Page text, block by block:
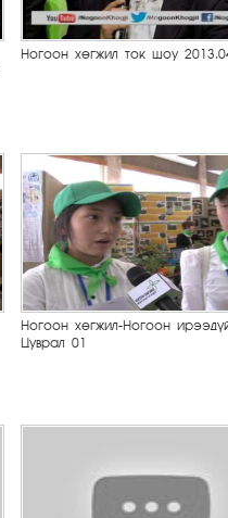
Ногоон хөгжил ток шоу
Ногоон хөгжил-Ногоон
Цуврал 01